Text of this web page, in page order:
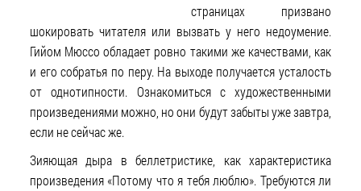
страницах призвано
шокировать читателя или вызвать у него недоумение.
Гийом Мюссо обладает ровно такими же качествами, как
и его собратья по перу. На выходе получается усталость
от однотипности. Ознакомиться с художественными
произведениями можно, но они будут забыты уже завтра,
если не сейчас же.
Зияющая дыра в беллетристике, как характеристика
произведения «Потому что я тебя люблю». Требуются ли